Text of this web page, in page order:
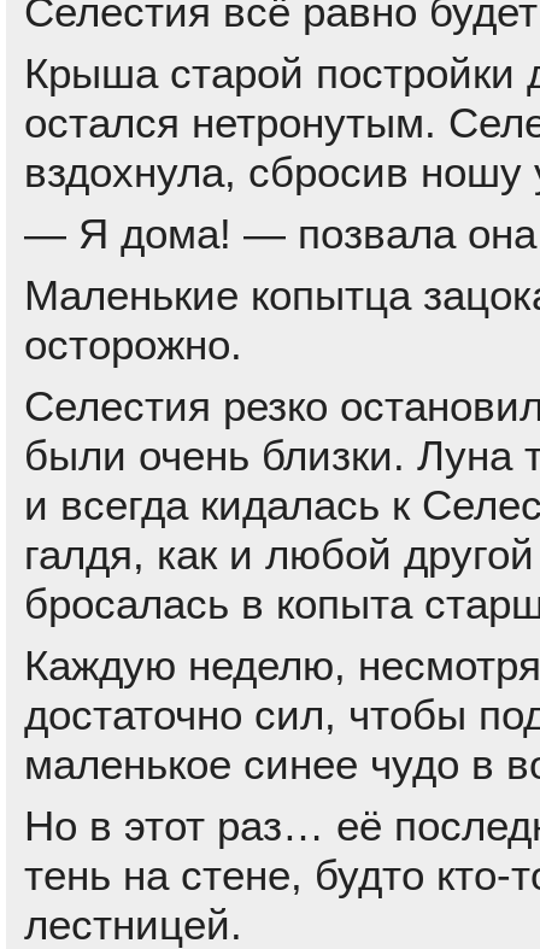
Селестия всё равно
Крыша старой
остался нетронутым.
вздохнула, сбросив ношу
— Я дома! — позвала
Маленькие копытца
осторожно.
Селестия резко
были очень близки. Луна
и всегда кидалась к
галдя, как и любой
бросалась в копыта
Каждую неделю,
достаточно сил, чтобы
маленькое синее чудо в
Но в этот раз… её
тень на стене, будто
лестницей.